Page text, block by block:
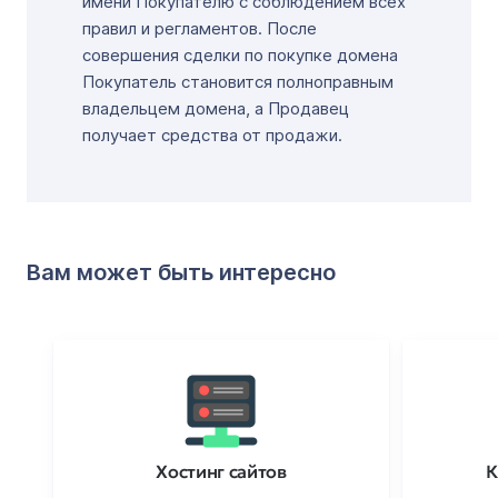
правил и регламентов. После
совершения сделки по покупке домена
Покупатель становится полноправным
владельцем домена, а Продавец
получает средства от продажи.
Вам может быть интересно
Хостинг сайтов